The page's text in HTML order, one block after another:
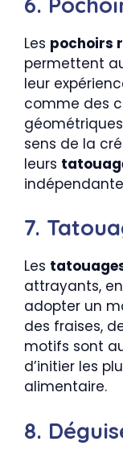
Les pochoirs
permettent
leur
comme des
sens de la
leurs
7.
Les
attrayants,
adopter un
des fraises,
motifs sont
d’initier les
alimentaire.
8.